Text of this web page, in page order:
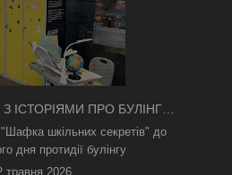
ІСТОРІЯМИ ПРО БУЛІНГ
В КИЄВІ
шкільних секретів" до
дня протидії булінгу
травня 2026